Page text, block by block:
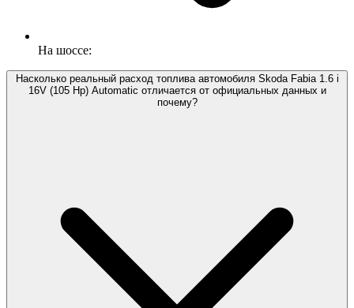
На шоссе:
Насколько реальный расход топлива автомобиля Skoda Fabia 1.6 i
16V (105 Hp) Automatic отличается от официальных данных и
почему?